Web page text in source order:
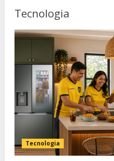
Tecnologia
Tecnologia